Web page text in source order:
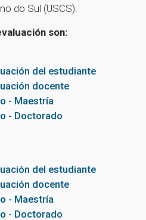
do Sul (USCS).
son:
del estudiante
docente
- Maestría
- Doctorado
del estudiante
docente
- Maestría
- Doctorado